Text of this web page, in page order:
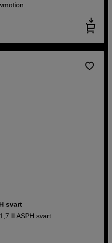
svart
II ASPH svart